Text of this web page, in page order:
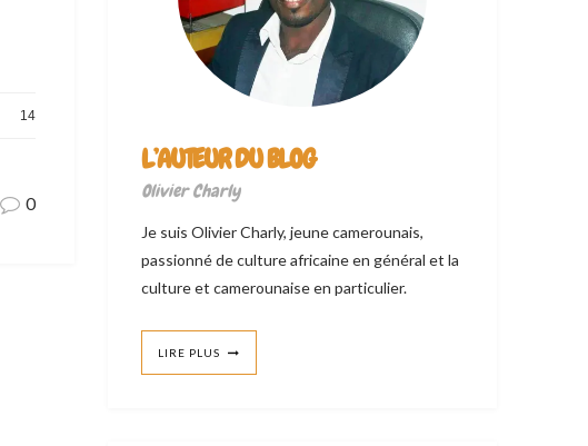
14
0
L’AUTEUR DU BLOG
Olivier Charly
Je suis Olivier Charly, jeune camerounais,
passionné de culture africaine en général et la
culture et camerounaise en particulier.
LIRE PLUS